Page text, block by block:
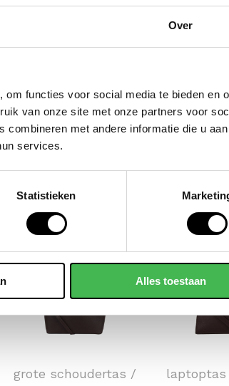
Over
functies voor social media te bieden en
van onze site met onze partners voor
met andere informatie die u
services.
Statistieken
Alles toestaan
koffer /
reiskoffer
EN BEST VERKOCHT
grote schoudertas /